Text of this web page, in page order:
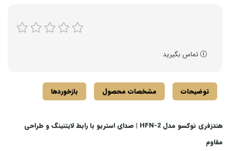
تماس بگیرید
توضیحات مشخصات محصول بازخوردها
هندزفری نوکسو مدل HFN-2 | صدای استریو با رابط لایتنینگ و طراحی
مقاوم